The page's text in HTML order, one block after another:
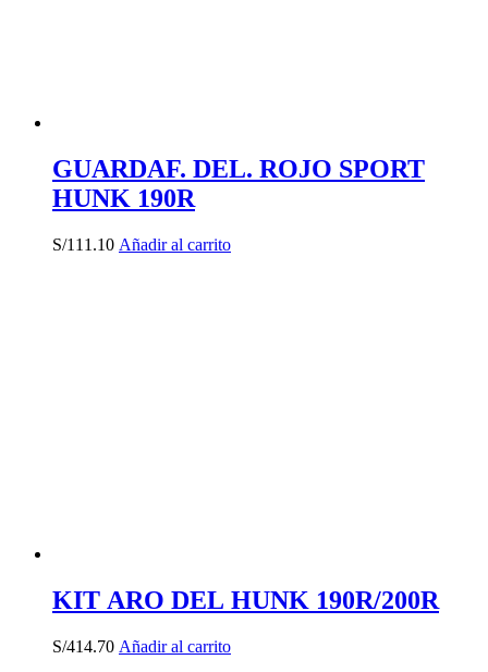
GUARDAF. DEL. ROJO SPORT
HUNK 190R
S/111.10 Añadir al carrito
KIT ARO DEL HUNK 190R/200R
S/414.70 Añadir al carrito